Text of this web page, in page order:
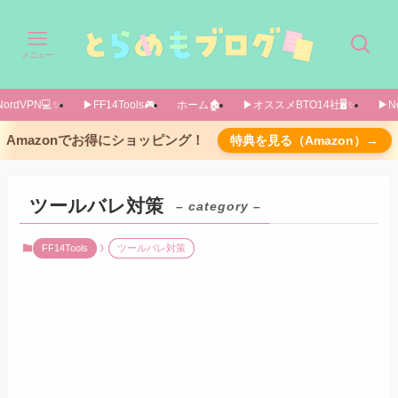
メニュー
▶FF14Tools🎮️ ホーム🏚️ ▶オススメBTO14社🖥️✨️
Amazonでお得にショッピング！ 特典を見る（Amazon）→
ツールバレ対策 – category –
FF14Tools ツールバレ対策